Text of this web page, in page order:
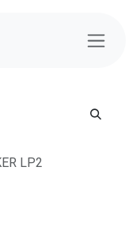
LP2